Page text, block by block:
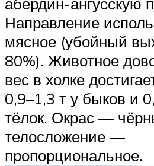
абердин-ангусскую
Направление
мясное (убойный
80%). Животное
вес в холке
0,9–1,3 т у быков и
тёлок. Окрас —
телосложение —
пропорциональное.